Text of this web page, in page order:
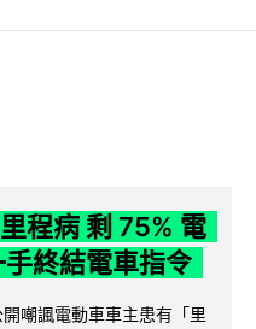
程病 剩 75% 電
終結電車指令
嘲諷電動車車主患有「里